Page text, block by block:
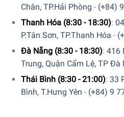
Chân, TP.Hải Phòng - (+84)
Thanh Hóa (8:30 - 18:30):
P.Tân Sơn, TP.Thanh Hóa -
Đà Nẵng (8:30 - 18:30): 416
Trung, Quận Cẩm Lệ, TP Đà
Thái Bình (8:30 - 21:00): 33
Bình, T.Hưng Yên - (+84) 9